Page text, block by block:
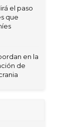
el paso
que
en la
de